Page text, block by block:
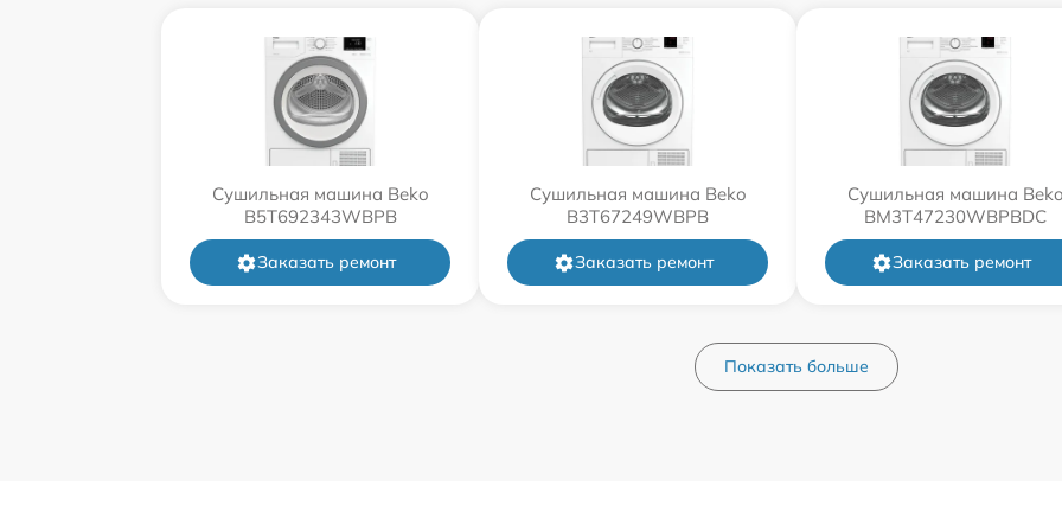
Сушильная машина Beko
B5T692343WBPB
Заказать ремонт
Сушильная машина Beko
B3T67249WBPB
Заказать ремонт
Сушильная машина
BM3T47230WBPBDC
Заказать ремонт
Показать больше